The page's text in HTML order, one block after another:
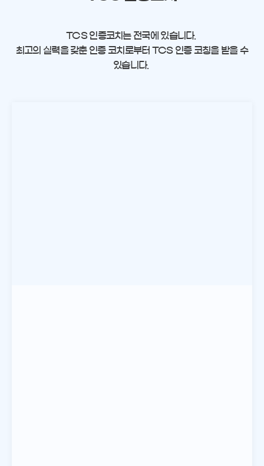
TCS 인증코치는 전국에 있습니다.
최고의 실력을 갖춘 인증 코치로부터 TCS 인증 코칭을 받을 수
있습니다.